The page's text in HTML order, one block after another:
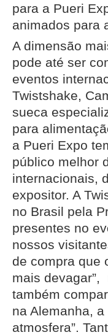
para a Pueri
animados para
A dimensão
pode até ser
eventos
Twistshake,
sueca
para
a Pueri Expo
público melhor
internacionais,
expositor. A
no Brasil pela
presentes no
nossos
de compra que
mais devagar”,
também
na Alemanha,
atmosfera”.